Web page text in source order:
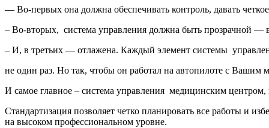
— Во-первых она должна обеспечивать контроль, давать
– Во-вторых, система управления должна быть прозрачной
– И, в третьих — отлажена. Каждый элемент системы
не один раз. Но так, чтобы он работал на автопилоте с
И самое главное – система управления медицинским
Стандартизация позволяет четко планировать все работы и
на высоком профессиональном уровне.